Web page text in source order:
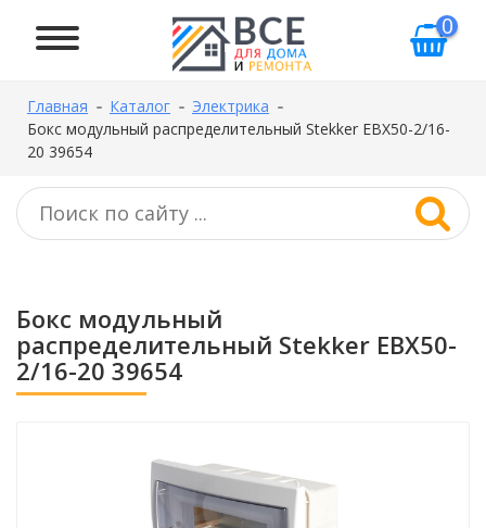
0
Главная Каталог
Электрика
Бокс модульный распределительный Stekker EBX50-2/16-
20 39654
Бокс модульный
распределительный Stekker EBX50-
2/16-20 39654